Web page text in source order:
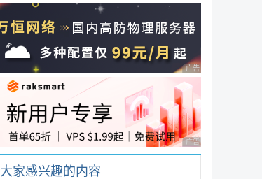
广告 商业广告，理性
广告 商业广告，理性
大家感兴趣的内容